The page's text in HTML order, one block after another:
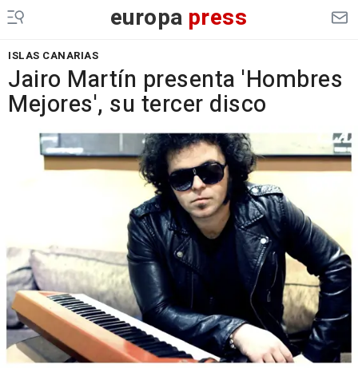
europa press
ISLAS CANARIAS
Jairo Martín presenta 'Hombres
Mejores', su tercer disco